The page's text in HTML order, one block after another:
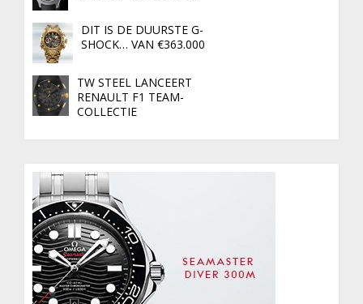
DIT IS DE DUURSTE G-
SHOCK… VAN €363.000
TW STEEL LANCEERT
RENAULT F1 TEAM-
COLLECTIE